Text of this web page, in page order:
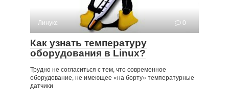
Линукс 0
Как узнать температуру
оборудования в Linux?
Трудно не согласиться с тем, что современное
оборудование, не имеющее «на борту» температурные
датчики